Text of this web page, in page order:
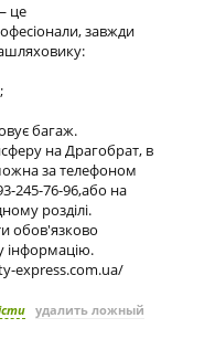
це
завжди
багаж.
на Драгобрат, в
за телефоном
245-76-96,або на
розділі.
обов'язково
інформацію.
express.com.ua/
удалить ложный